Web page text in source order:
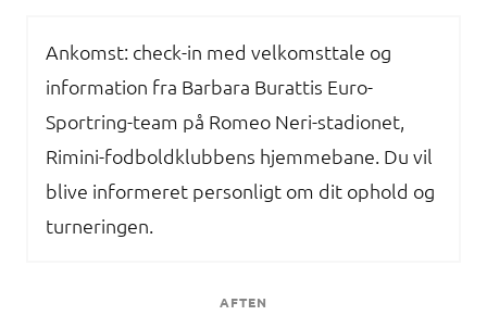
Ankomst: check-in med velkomsttale og
information fra Barbara Burattis Euro-
Sportring-team på Romeo Neri-stadionet,
Rimini-fodboldklubbens hjemmebane. Du vil
blive informeret personligt om dit ophold og
turneringen.
AFTEN